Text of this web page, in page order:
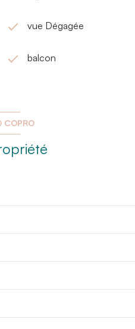
vue Dégagée
balcon
COPRO